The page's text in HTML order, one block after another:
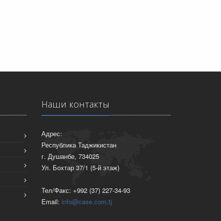
Наши контакты
Адрес:
Республика Таджикистан
г. Душанбе, 734025
Ул. Бохтар 37/1 (5-й этаж)
Тел/Факс: +992 (37) 227-34-93
Email: info@case.com.tj